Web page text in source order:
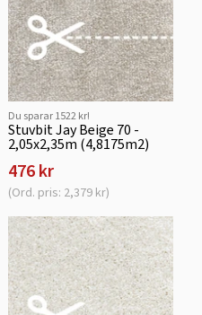
Du sparar 1522 kr!
Stuvbit Jay Beige 70 -
2,05x2,35m (4,8175m2)
476 kr
(Ord. pris: 2,379 kr)